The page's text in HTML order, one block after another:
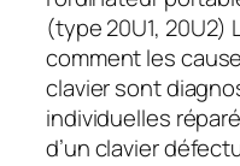
(type 20U1,
comment les
clavier sont
individuelles
d’un clavier